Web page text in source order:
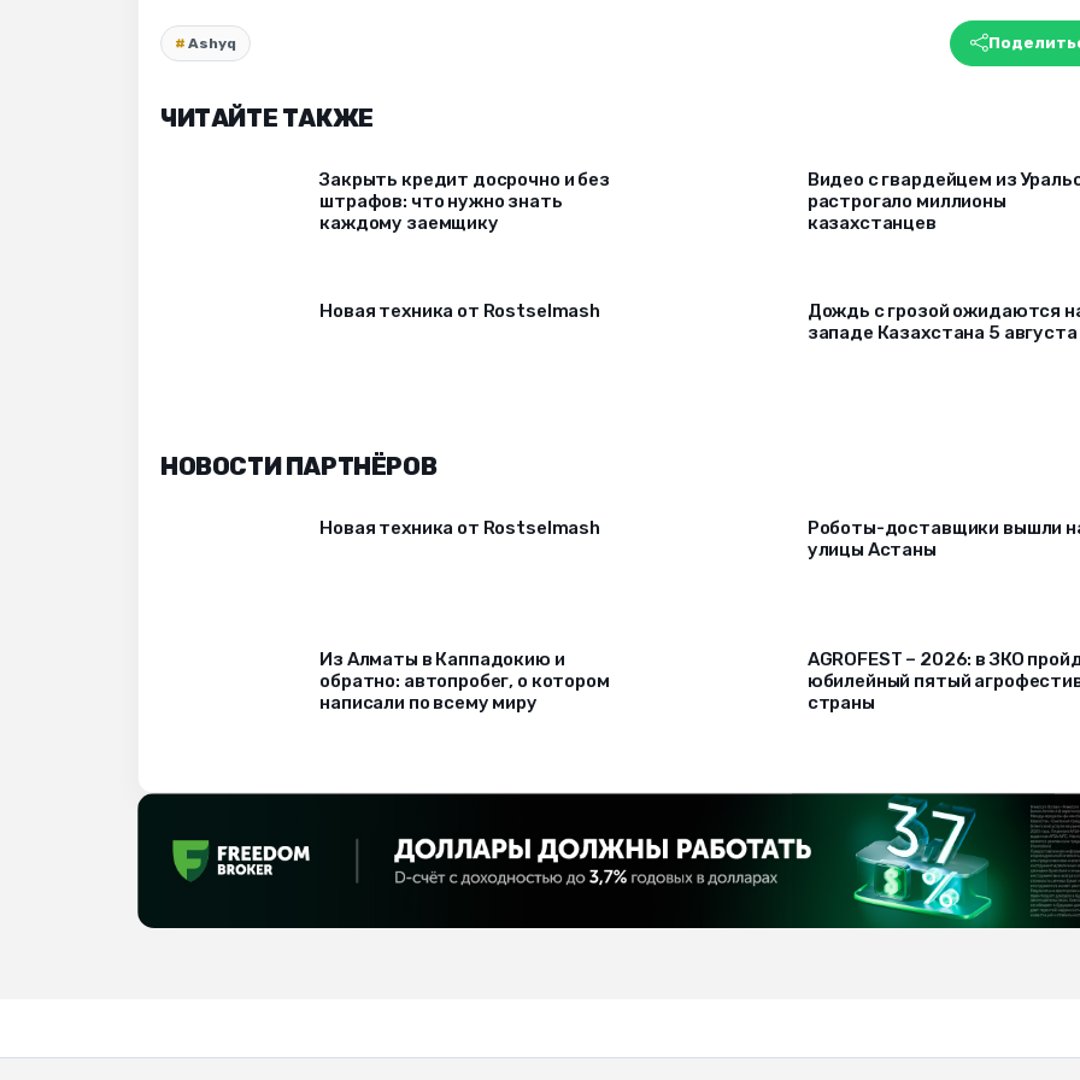
Ashyq
ЧИТАЙТЕ ТАКЖЕ
Закрыть кредит досрочно и без
штрафов: что нужно знать
каждому заемщику
Видео с гвардейцем из
растрогало миллионы
казахстанцев
Новая техника от Rostselmash
Дождь с грозой ожидаются
западе Казахстана 5 августа
НОВОСТИ ПАРТНЁРОВ
Новая техника от Rostselmash
Роботы-доставщики вышли
улицы Астаны
Из Алматы в Каппадокию и
обратно: автопробег, о котором
написали по всему миру
AGROFEST – 2026: в ЗКО
юбилейный пятый
страны